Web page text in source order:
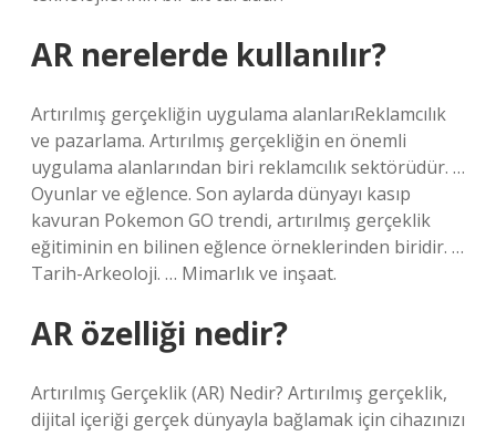
AR nerelerde kullanılır?
Artırılmış gerçekliğin uygulama alanlarıReklamcılık
ve pazarlama. Artırılmış gerçekliğin en önemli
uygulama alanlarından biri reklamcılık sektörüdür. …
Oyunlar ve eğlence. Son aylarda dünyayı kasıp
kavuran Pokemon GO trendi, artırılmış gerçeklik
eğitiminin en bilinen eğlence örneklerinden biridir. …
Tarih-Arkeoloji. … Mimarlık ve inşaat.
AR özelliği nedir?
Artırılmış Gerçeklik (AR) Nedir? Artırılmış gerçeklik,
dijital içeriği gerçek dünyayla bağlamak için cihazınızı